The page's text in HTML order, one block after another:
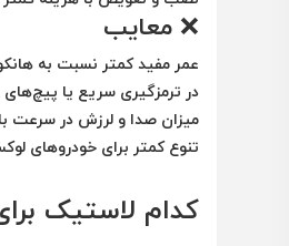
❌ معایب
عمر مفید کمتر نسبت به
در ترمزگیری سریع یا
میزان صدا و لرزش در سرعت
تنوع کمتر برای خودروهای
کدام لاستیک